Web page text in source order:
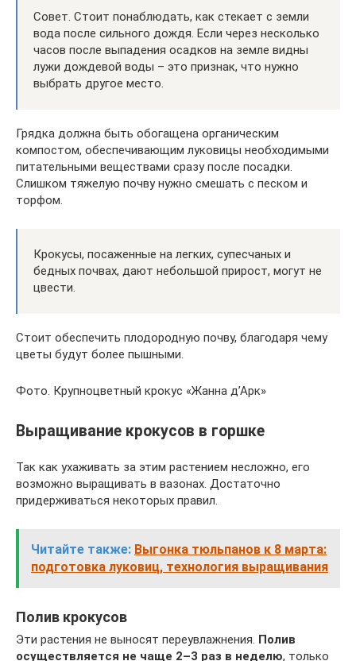
Совет. Стоит понаблюдать, как стекает с земли
вода после сильного дождя. Если через несколько
часов после выпадения осадков на земле видны
лужи дождевой воды – это признак, что нужно
выбрать другое место.
Грядка должна быть обогащена органическим
компостом, обеспечивающим луковицы необходимыми
питательными веществами сразу после посадки.
Слишком тяжелую почву нужно смешать с песком и
торфом.
Крокусы, посаженные на легких, супесчаных и
бедных почвах, дают небольшой прирост, могут не
цвести.
Стоит обеспечить плодородную почву, благодаря чему
цветы будут более пышными.
Фото. Крупноцветный крокус «Жанна д’Арк»
Выращивание крокусов в горшке
Так как ухаживать за этим растением несложно, его
возможно выращивать в вазонах. Достаточно
придерживаться некоторых правил.
Читайте также: Выгонка тюльпанов к 8 марта:
подготовка луковиц, технология выращивания
Полив крокусов
Эти растения не выносят переувлажнения. Полив
осуществляется не чаще 2–3 раз в неделю, только